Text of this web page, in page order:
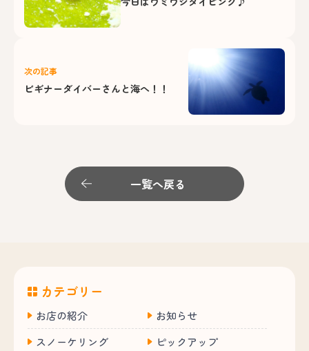
次の記事
ビギナーダイバーさんと海へ！！
一覧へ戻る
カテゴリー
お店の紹介
お知らせ
スノーケリング
ピックアップ